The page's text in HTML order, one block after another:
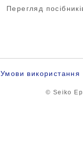
Перегляд
Умови використання
© Seiko